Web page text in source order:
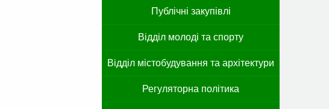
Публічні закупівлі
Відділ молоді та спорту
Відділ містобудування та архітектури
Регуляторна політика